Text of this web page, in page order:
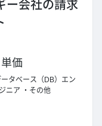
ー会社の請求
価
ータベース（DB）エン
ニア
その他